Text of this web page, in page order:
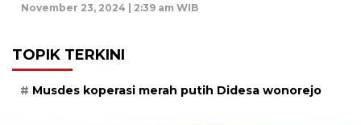
November 23, 2024 | 2:39 am WIB
TOPIK TERKINI
Musdes koperasi merah putih Didesa wonorejo